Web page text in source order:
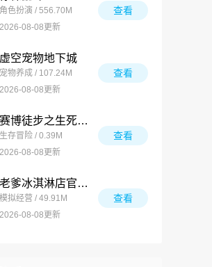
角色扮演 / 556.70M
2026-08-08更新
查看
虚空宠物地下城
宠物养成 / 107.24M
2026-08-08更新
查看
赛博徒步之生死鳌太线
生存冒险 / 0.39M
2026-08-08更新
查看
老爹冰淇淋店官方版
模拟经营 / 49.91M
2026-08-08更新
查看